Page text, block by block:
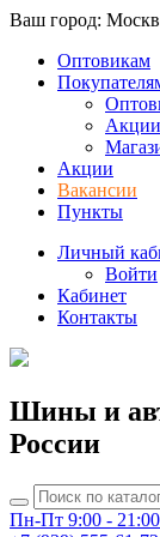
Ваш город:
Оптовикам
Акции
Акции
Вакансии
Пункты
Личный
Войти
Кабинет
Контакты
Шины и
России
Пн-Пт 9:00 - 21:00